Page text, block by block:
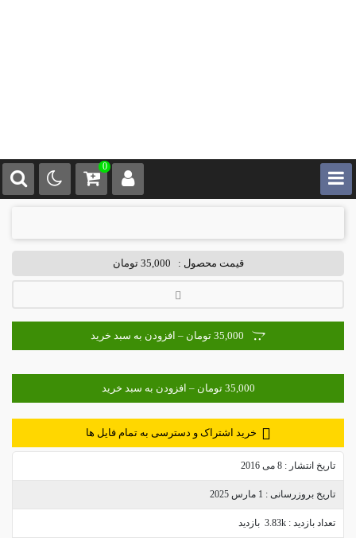
0
قیمت محصول : 35,000 تومان
35,000 تومان – افزودن به سبد خرید
خرید اشتراک و دسترسی به تمام فایل ها
تاریخ انتشار : 8 می 2016
تاریخ بروزرسانی : 1 مارس 2025
تعداد بازدید : 3.83k بازدید